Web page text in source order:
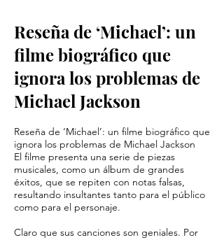
Reseña de ‘Michael’: un
filme biográfico que
ignora los problemas de
Michael Jackson
Reseña de ‘Michael’: un filme biográfico que
ignora los problemas de Michael Jackson
El filme presenta una serie de piezas
musicales, como un álbum de grandes
éxitos, que se repiten con notas falsas,
resultando insultantes tanto para el público
como para el personaje.
Claro que sus canciones son geniales. Por